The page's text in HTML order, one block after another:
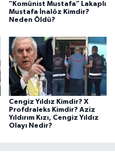
"Komünist Mustafa" Lakaplı
Mustafa İnalöz Kimdir?
Neden Öldü?
Cengiz Yıldız Kimdir? X
Profdraleks Kimdir? Aziz
Yıldırım Kızı, Cengiz Yıldız
Olayı Nedir?